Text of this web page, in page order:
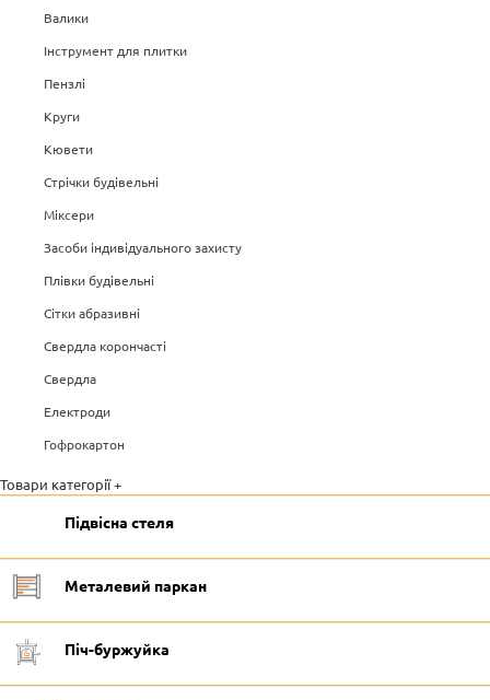
Валики
Інструмент для плитки
Пензлі
Круги
Кювети
Стрічки будівельні
Міксери
Засоби індивідуального захисту
Плівки будівельні
Сітки абразивні
Свердла корончасті
Свердла
Електроди
Гофрокартон
Товари категорії +
Підвісна стеля
Металевий паркан
Піч-буржуйка